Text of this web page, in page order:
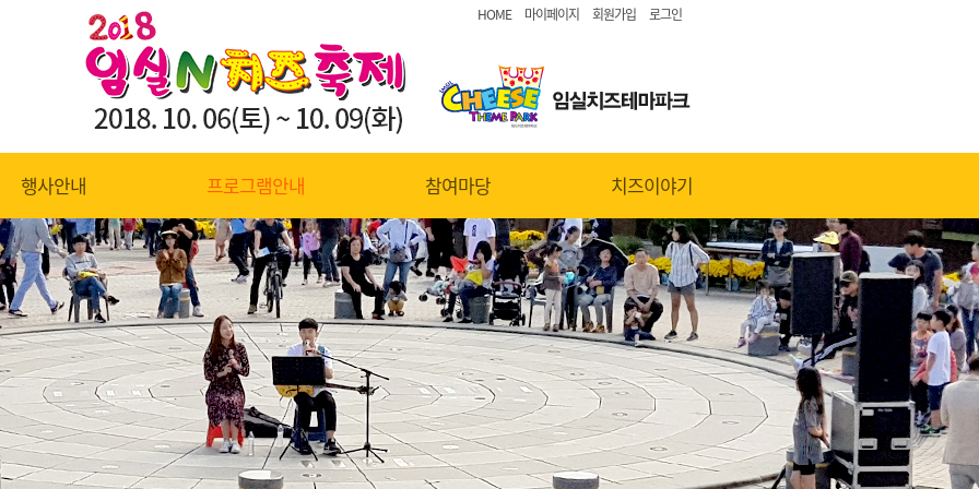
HOME 마이페이지 회원가입 로그인
행사안내 프로그램안내 참여마당 치즈이야기